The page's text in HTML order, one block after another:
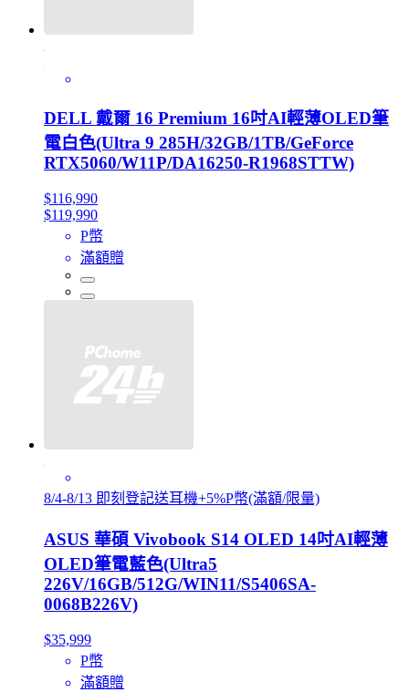
DELL 戴爾 16 Premium 16吋AI輕薄OLED筆
電白色(Ultra 9 285H/32GB/1TB/GeForce
RTX5060/W11P/DA16250-R1968STTW)
$116,990
$119,990
P幣
滿額贈
8/4-8/13 即刻登記送耳機+5%P幣(滿額/限量)
ASUS 華碩 Vivobook S14 OLED 14吋AI輕薄
OLED筆電藍色(Ultra5
226V/16GB/512G/WIN11/S5406SA-
0068B226V)
$35,999
P幣
滿額贈